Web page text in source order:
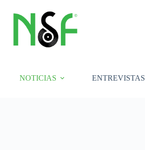
contenido
NOTICIAS ENTREVISTAS